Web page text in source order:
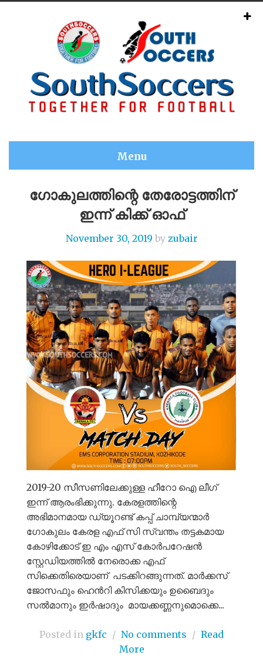
Menu
ഗോകുലത്തിന്റെ തേരോട്ടത്തിന്
ഇന്ന് കിക്ക് ഓഫ്
November 30, 2019 by zubair
2019-20 സീസണിലേക്കുള്ള ഹീറോ ഐ ലീഗ്
ഇന്ന് ആരംഭിക്കുന്നു. കേരളത്തിന്റെ
അഭിമാനമായ ഡ്യൂറണ്ട് കപ്പ് ചാമ്പ്യന്മാർ
ഗോകുലം കേരള എഫ് സി സ്വന്തം തട്ടകമായ
കോഴിക്കോട് ഇ എം എസ് കോർപറേഷൻ
സ്റ്റേഡിയത്തിൽ നേരൊക്ക എഫ്
സിക്കെതിരെയാണ് പടക്കിറങ്ങുന്നത്. മാർക്കസ്
ജോസഫും ഹെൻറി കിസിക്കയും ഉബൈദും
സൽമാനും ഇർഷാദും മായക്കണ്ണനുമൊക്കെ...
Posted in gkfc / No comments / Read
More